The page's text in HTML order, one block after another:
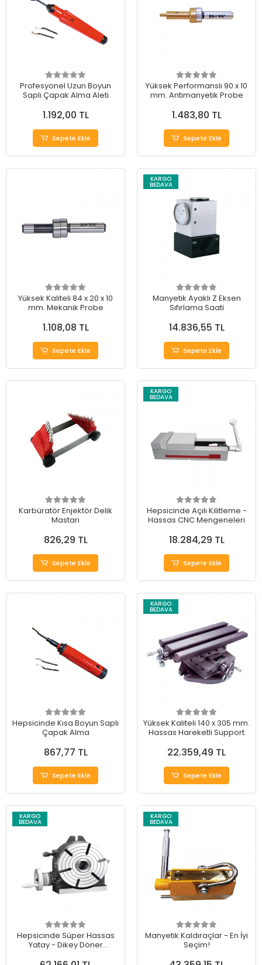
Profesyonel Uzun Boyun
Saplı Çapak Alma Aleti
1.192,00 TL
Sepete Ekle
Yüksek Performanslı 90 x 10
mm. Antimanyetik Probe
1.483,80 TL
Sepete Ekle
Yüksek Kaliteli 84 x 20 x 10
mm. Mekanik Probe
1.108,08 TL
Sepete Ekle
KARGO
BEDAVA
Manyetik Ayaklı Z Eksen
Sıfırlama Saati
14.836,55 TL
Sepete Ekle
Karbüratör Enjektör Delik
Mastarı
826,29 TL
Sepete Ekle
KARGO
BEDAVA
Hepsicinde Açılı Kilitleme -
Hassas CNC Mengeneleri
18.284,29 TL
Sepete Ekle
Hepsicinde Kısa Boyun Saplı
Çapak Alma
867,77 TL
Sepete Ekle
KARGO
BEDAVA
Yüksek Kaliteli 140 x 305 mm.
Hassas Hareketli Support
22.359,49 TL
Sepete Ekle
KARGO
BEDAVA
Hepsicinde Süper Hassas
Yatay - Dikey Döner
KARGO
BEDAVA
Manyetik Kaldıraçlar - En İyi
Seçim!